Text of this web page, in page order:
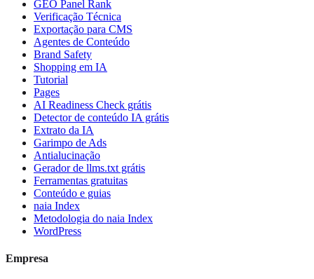
GEO Panel Rank
Verificação Técnica
Exportação para CMS
Agentes de Conteúdo
Brand Safety
Shopping em IA
Tutorial
Pages
AI Readiness Check grátis
Detector de conteúdo IA grátis
Extrato da IA
Garimpo de Ads
Antialucinação
Gerador de llms.txt grátis
Ferramentas gratuitas
Conteúdo e guias
naia Index
Metodologia do naia Index
WordPress
Empresa